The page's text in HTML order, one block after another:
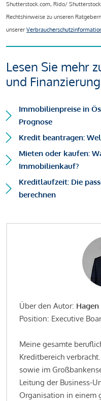
Shutterstock.com, Rido/
Rechtshinweise zu unseren
unserer
Lesen Sie mehr
und Finanzierung
Immobilienpreise in
Prognose
Kredit beantragen:
Mieten oder kaufen:
Immobilienkauf?
Kreditlaufzeit: Die
berechnen
Über den Autor:
Position: Executive
Meine gesamte
Kreditbereich
sowie im
Leitung der Business-
Organisation in einem